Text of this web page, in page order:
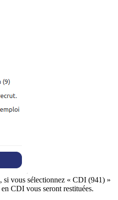
si vous sélectionnez « CDI (941) »
CDI vous seront restituées.